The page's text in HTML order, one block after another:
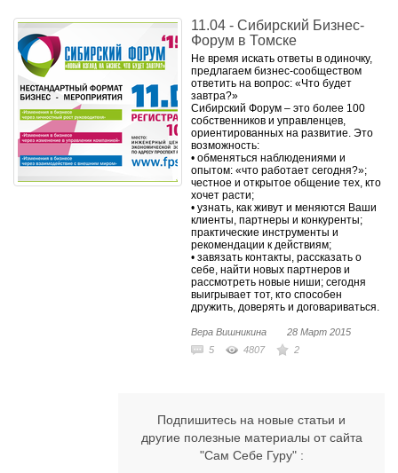
11.04 - Сибирский Бизнес-
Форум в Томске
Не время искать ответы в одиночку,
предлагаем бизнес-сообществом
ответить на вопрос: «Что будет
завтра?»
Сибирский Форум – это более 100
собственников и управленцев,
ориентированных на развитие. Это
возможность:
• обменяться наблюдениями и
опытом: «что работает сегодня?»;
честное и открытое общение тех, кто
хочет расти;
• узнать, как живут и меняются Ваши
клиенты, партнеры и конкуренты;
практические инструменты и
рекомендации к действиям;
• завязать контакты, рассказать о
себе, найти новых партнеров и
рассмотреть новые ниши; сегодня
выигрывает тот, кто способен
дружить, доверять и договариваться.
Вера Вишникина
28 Март 2015
5
4807 2
Подпишитесь на новые статьи и
другие полезные материалы от сайта
"Сам Себе Гуру" :